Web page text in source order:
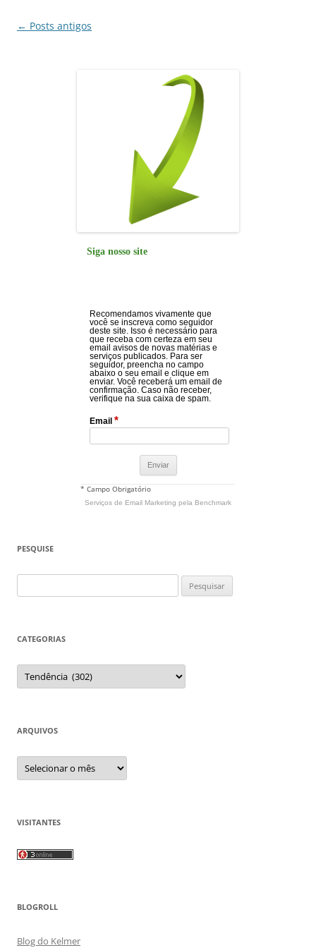
Navegação
← Posts antigos
Siga nosso site
Recomendamos vivamente que
você se inscreva como seguidor
deste site. Isso é necessário para
que receba com certeza em seu
email avisos de novas matérias e
serviços publicados. Para ser
seguidor, preencha no campo
abaixo o seu email e clique em
enviar. Você receberá um email de
confirmação. Caso não receber,
verifique na sua caixa de spam.
Email *
* Campo Obrigatório
Serviços de Email Marketing pela Benchmark
PESQUISE
por:
CATEGORIAS
Categorias
ARQUIVOS
Arquivos
VISITANTES
BLOGROLL
Blog do Kelmer